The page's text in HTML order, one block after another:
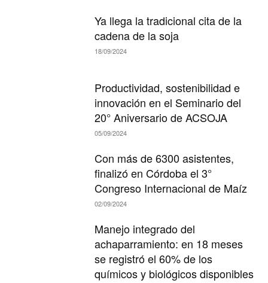
Ya llega la tradicional cita de la
cadena de la soja
18/09/2024
Productividad, sostenibilidad e
innovación en el Seminario del
20° Aniversario de ACSOJA
05/09/2024
Con más de 6300 asistentes,
finalizó en Córdoba el 3°
Congreso Internacional de Maíz
02/09/2024
Manejo integrado del
achaparramiento: en 18 meses
se registró el 60% de los
químicos y biológicos disponibles